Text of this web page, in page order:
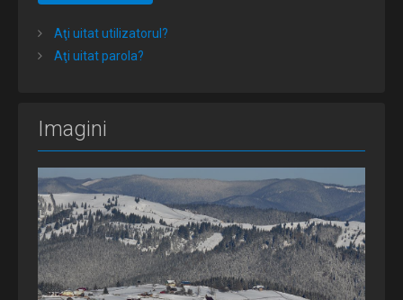
Aţi uitat utilizatorul?
Aţi uitat parola?
Imagini